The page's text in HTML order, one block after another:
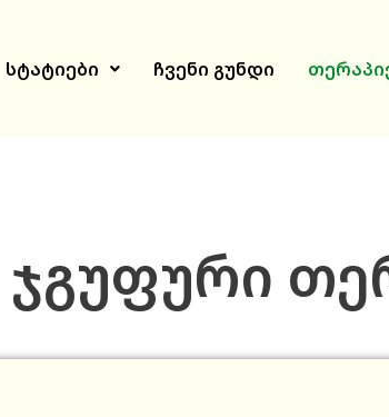
სტატიები ჩვენი გუნდი
ჯგუფური